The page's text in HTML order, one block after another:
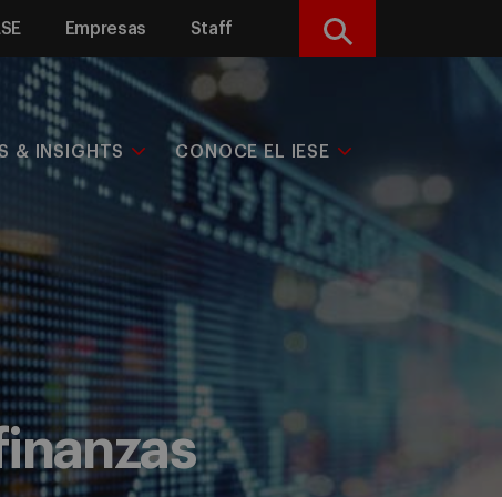
Empresas Staff Buscar
& INSIGHTS CONOCE EL IESE